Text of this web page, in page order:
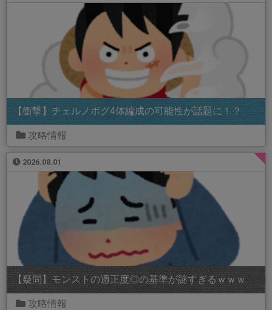
【衝撃】チェルノボグ4体編成の可能性が話題に！？
攻略情報
2026.08.01
【疑問】モンストの適正度◎の基準が謎すぎるｗｗｗ
攻略情報